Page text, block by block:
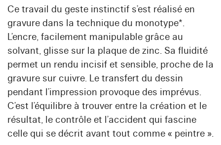
Ce travail du geste instinctif s’est réalisé en
gravure dans la technique du monotype*.
L’encre, facilement manipulable grâce au
solvant, glisse sur la plaque de zinc. Sa fluidité
permet un rendu incisif et sensible, proche de la
gravure sur cuivre. Le transfert du dessin
pendant l’impression provoque des imprévus.
C’est l’équilibre à trouver entre la création et le
résultat, le contrôle et l’accident qui fascine
celle qui se décrit avant tout comme « peintre ».